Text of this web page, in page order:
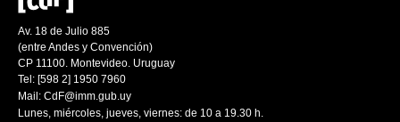
Av. 18 de Julio 885
(entre Andes y Convención)
CP 11100. Montevideo. Uruguay
Tel: [598 2] 1950 7960
Mail: CdF@imm.gub.uy
Lunes, miércoles, jueves, viernes: de 10 a 19.30 h.